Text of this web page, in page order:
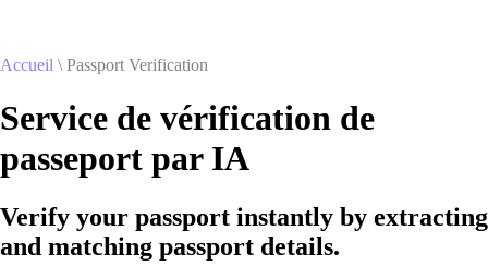
Accueil \ Passport Verification
Service de vérification de
passeport par IA
Verify your passport instantly by extracting
and matching passport details.